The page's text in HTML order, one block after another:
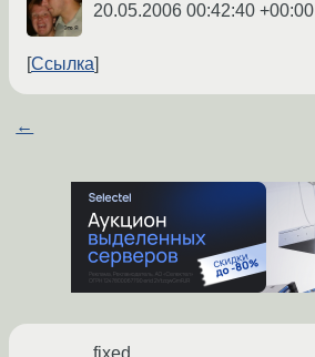
20.05.2006 00:42:40 +00:00
Ссылка
←
fixed